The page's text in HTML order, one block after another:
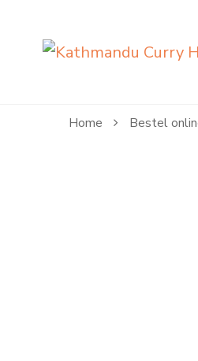
Kathmandu Curry House
Once is not enough
Home Bestel